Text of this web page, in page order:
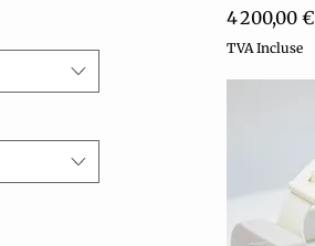
Prix
4 200,00 €
TVA Incluse